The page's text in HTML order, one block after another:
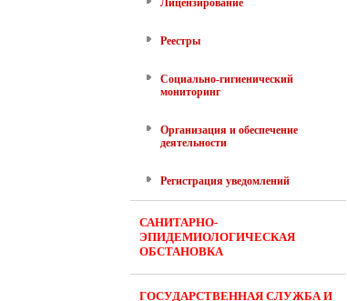
Лицензирование
Реестры
Социально-гигиенический
мониторинг
Организация и обеспечение
деятельности
Регистрация уведомлений
САНИТАРНО-
ЭПИДЕМИОЛОГИЧЕСКАЯ
ОБСТАНОВКА
ГОСУДАРСТВЕННАЯ СЛУЖБА И